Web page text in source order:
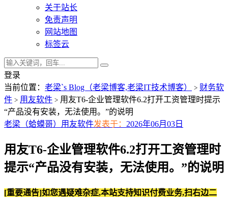
关于站长
免责声明
网站地图
标签云
登录
当前位置： 老梁`s Blog（老梁博客,老梁IT技术博客） > 财务软
件 > 用友软件 > 用友T6-企业管理软件6.2打开工资管理时提示
“产品没有安装，无法使用。”的说明
老梁（蛤蟆哥） 用友软件发表于： 2026年06月03日
用友T6-企业管理软件6.2打开工资管理时
提示“产品没有安装，无法使用。”的说明
[重要通告]如您遇疑难杂症,本站支持知识付费业务,扫右边二